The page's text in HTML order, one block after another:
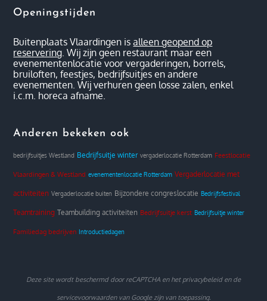
Openingstijden
Buitenplaats Vlaardingen isalleen geopend op
reservering. Wij zijn geen restaurant maar een
evenementenlocatie voor vergaderingen, borrels,
bruiloften, feestjes, bedrijfsuitjes en andere
evenementen. Wij verhuren geen losse zalen, enkel
i.c.m. horeca afname.
Anderen bekeken ook
bedrijfsuitjes Westland Bedrijfsuitje winter vergaderlocatie Rotterdam Feestlocatie
Vlaardingen & Westland evenementenlocatie Rotterdam Vergaderlocatie met
activiteiten Vergaderlocatie buiten Bijzondere congreslocatie Bedrijfsfestival
Teamtraining Teambuilding activiteiten Bedrijfsuitje kerst Bedrijfsuitje winter
Familiedag bedrijven Introductiedagen
Deze site wordt beschermd door reCAPTCHA en het privacybeleiden de
servicevoorwaardenvan Google zijn van toepassing.